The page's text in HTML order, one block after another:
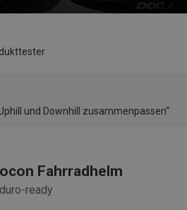
und Downhill zusammenpassen“
Fahrradhelm
ready